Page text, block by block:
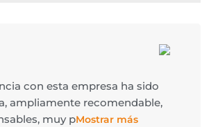
con esta empresa ha sido
ampliamente recomendable,
muy pMostrar más